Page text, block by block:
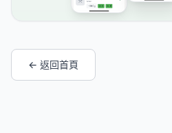
← 返回首頁